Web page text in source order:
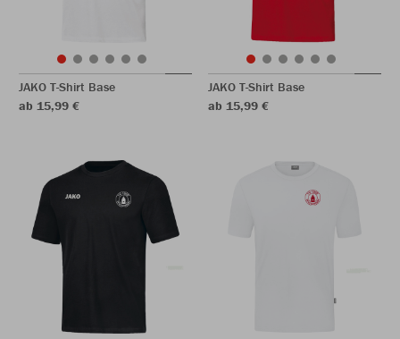
JAKO T-Shirt Base
ab 15,99 €
JAKO T-Shirt Base
ab 15,99 €